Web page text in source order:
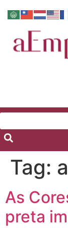
Tag:
As
preta